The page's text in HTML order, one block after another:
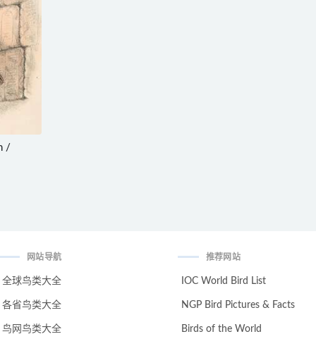
/
网站导航
全球鸟类大全
各省鸟类大全
鸟网鸟类大全
推荐网站
IOC World Bird List
NGP Bird Pictures & Facts
Birds of the World